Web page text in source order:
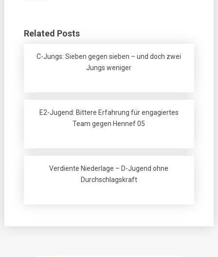
Related Posts
C-Jungs: Sieben gegen sieben – und doch zwei
Jungs weniger
E2-Jugend: Bittere Erfahrung für engagiertes
Team gegen Hennef 05
Verdiente Niederlage – D-Jugend ohne
Durchschlagskraft